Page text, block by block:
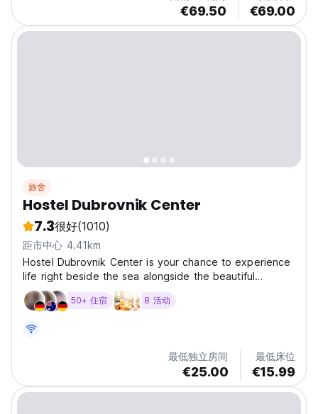
€69.50 €69.00
旅舍
Hostel Dubrovnik Center
7.3很好(1010)
距市中心 4.41km
Hostel Dubrovnik Center is your chance to experience
life right beside the sea alongside the beautiful
Dalmatia Coastline in Dubrovnik. With our Hostel
nestled right in front of the Adriatic Sea, there's
50+ 住宿 8 活动
最低独立房间
€25.00
最低床位
€15.99